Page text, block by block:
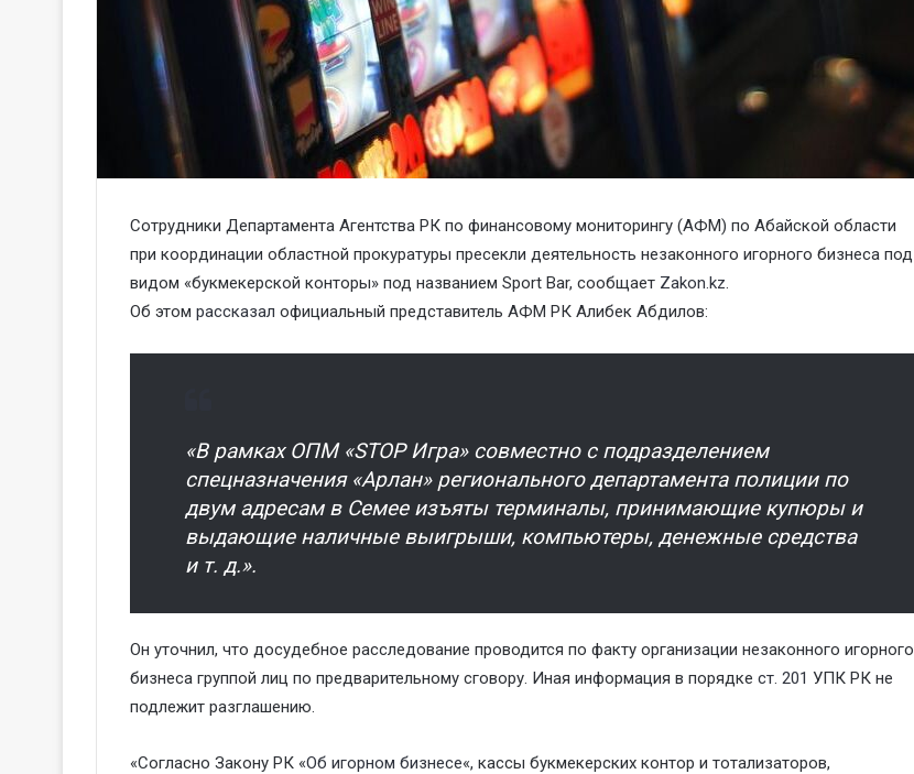
Сотрудники Департамента Агентства РК по финансовому мониторингу (АФМ) по Абайской области
при координации областной прокуратуры пресекли деятельность незаконного игорного бизнеса под
видом «букмекерской конторы» под названием Sport Bar, сообщает Zakon.kz.
Об этом рассказал официальный представитель АФМ РК Алибек Абдилов:
«В рамках ОПМ «STOP Игра» совместно с подразделением
спецназначения «Арлан» регионального департамента полиции по
двум адресам в Семее изъяты терминалы, принимающие купюры и
выдающие наличные выигрыши, компьютеры, денежные средства
и т. д.».
Он уточнил, что досудебное расследование проводится по факту организации незаконного игорного
бизнеса группой лиц по предварительному сговору. Иная информация в порядке ст. 201 УПК РК не
подлежит разглашению.
«Согласно Закону РК «Об игорном бизнесе«, кассы букмекерских контор и тотализаторов,